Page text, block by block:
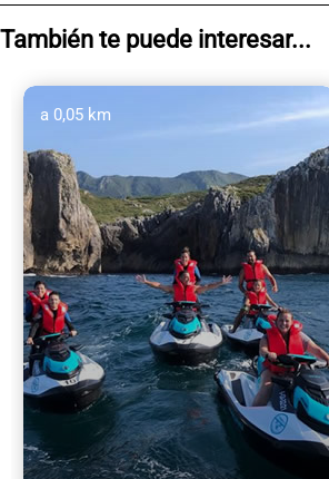
También te puede interesar...
a 0,05 km